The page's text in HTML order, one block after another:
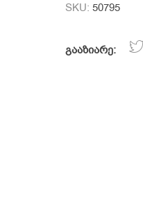
SKU: 50795
გააზიარე: